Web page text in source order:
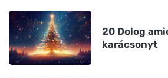
20 Dolog
karácsonyt